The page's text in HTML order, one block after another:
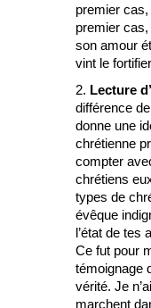
premier
premier
son amour
vint le
2. Lecture
différence
donne une
chrétienne
compter
chrétiens
types de
évêque
l’état de tes
Ce fut pour
témoignage
vérité. Je
marchent